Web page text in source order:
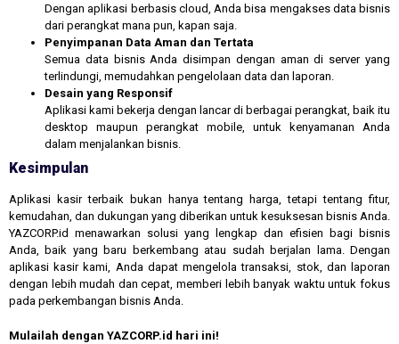
Dengan aplikasi berbasis cloud, Anda bisa mengakses data bisnis
dari perangkat mana pun, kapan saja.
Penyimpanan Data Aman dan Tertata
Semua data bisnis Anda disimpan dengan aman di server yang
terlindungi, memudahkan pengelolaan data dan laporan.
Desain yang Responsif
Aplikasi kami bekerja dengan lancar di berbagai perangkat, baik itu
desktop maupun perangkat mobile, untuk kenyamanan Anda
dalam menjalankan bisnis.
Kesimpulan
Aplikasi kasir terbaik bukan hanya tentang harga, tetapi tentang fitur,
kemudahan, dan dukungan yang diberikan untuk kesuksesan bisnis Anda.
YAZCORP.id menawarkan solusi yang lengkap dan efisien bagi bisnis
Anda, baik yang baru berkembang atau sudah berjalan lama. Dengan
aplikasi kasir kami, Anda dapat mengelola transaksi, stok, dan laporan
dengan lebih mudah dan cepat, memberi lebih banyak waktu untuk fokus
pada perkembangan bisnis Anda.
Mulailah dengan YAZCORP.id hari ini!